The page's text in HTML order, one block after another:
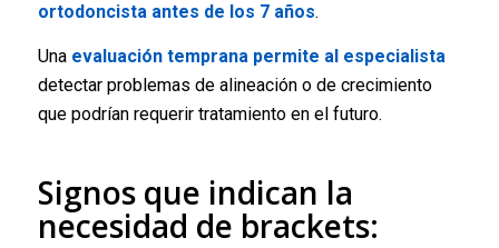
ortodoncista antes de los 7 años.
Una evaluación temprana permite al especialista
detectar problemas de alineación o de crecimiento
que podrían requerir tratamiento en el futuro.
Signos que indican la
necesidad de brackets: